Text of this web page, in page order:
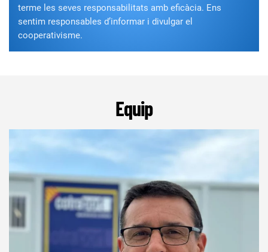
terme les seves responsabilitats amb eficàcia. Ens
sentim responsables d’informar i divulgar el
cooperativisme.
Equip